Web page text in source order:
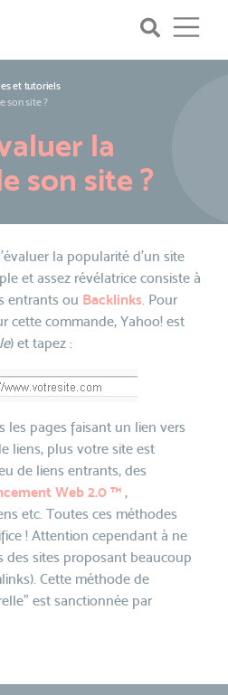
et tutoriels
son site ?
la
son site ?
la popularité d'un site
et assez révélatrice consiste à
entrants ou Backlinks. Pour
cette commande, Yahoo! est
) et tapez :
pages faisant un lien vers
liens, plus votre site est
de liens entrants, des
Web 2.0 ™ ,
etc. Toutes ces méthodes
! Attention cependant à ne
des sites proposant beaucoup
Cette méthode de
est sanctionnée par